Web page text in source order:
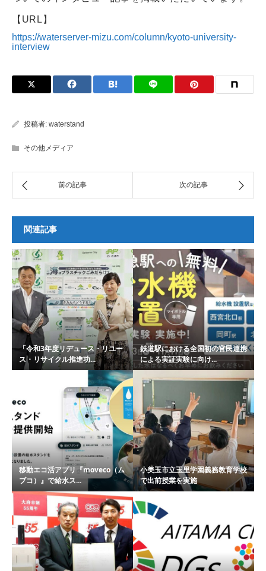
【URL】
https://waterserver-mizu.com/column/kyoto-university-
interview
投稿者: waterstand
その他メディア
関連記事
「令和3年度リデュース・リユー
ス・リサイクル推進功...
鉄道駅における全国初の官民連携
による実証実験に向け...
移動エコ活アプリ『moveco（ム
ブコ）』で給水ス...
小美玉市立玉里学園義務教育学校
で出前授業を実施